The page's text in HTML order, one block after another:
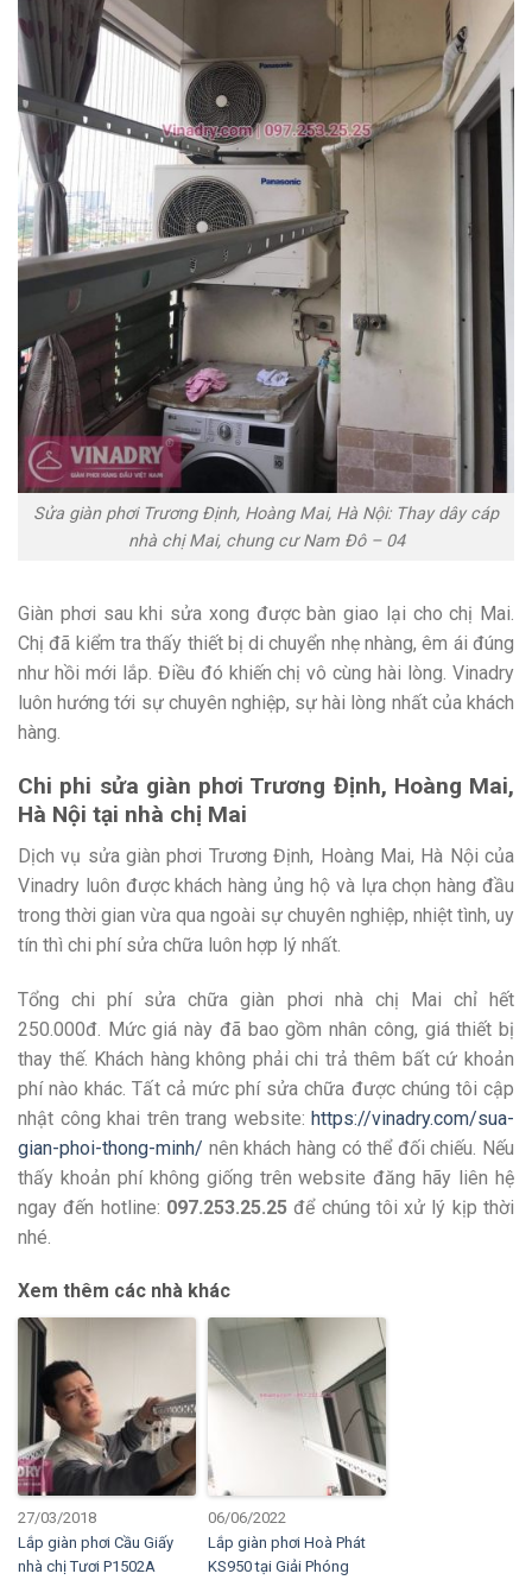
Sửa giàn phơi Trương Định, Hoàng Mai, Hà Nội: Thay dây cáp
nhà chị Mai, chung cư Nam Đô – 04
Giàn phơi sau khi sửa xong được bàn giao lại cho chị Mai.
Chị đã kiểm tra thấy thiết bị di chuyển nhẹ nhàng, êm ái đúng
như hồi mới lắp. Điều đó khiến chị vô cùng hài lòng. Vinadry
luôn hướng tới sự chuyên nghiệp, sự hài lòng nhất của khách
hàng.
Chi phi sửa giàn phơi Trương Định, Hoàng Mai,
Hà Nội tại nhà chị Mai
Dịch vụ sửa giàn phơi Trương Định, Hoàng Mai, Hà Nội của
Vinadry luôn được khách hàng ủng hộ và lựa chọn hàng đầu
trong thời gian vừa qua ngoài sự chuyên nghiệp, nhiệt tình, uy
tín thì chi phí sửa chữa luôn hợp lý nhất.
Tổng chi phí sửa chữa giàn phơi nhà chị Mai chỉ hết
250.000đ. Mức giá này đã bao gồm nhân công, giá thiết bị
thay thế. Khách hàng không phải chi trả thêm bất cứ khoản
phí nào khác. Tất cả mức phí sửa chữa được chúng tôi cập
nhật công khai trên trang website: https://vinadry.com/sua-
gian-phoi-thong-minh/ nên khách hàng có thể đối chiếu. Nếu
thấy khoản phí không giống trên website đăng hãy liên hệ
ngay đến hotline: 097.253.25.25để chúng tôi xử lý kịp thời
nhé.
Xem thêm các nhà khác
27/03/2018
Lắp giàn phơi Cầu Giấy
nhà chị Tươi P1502A
06/06/2022
Lắp giàn phơi Hoà Phát
KS950 tại Giải Phóng